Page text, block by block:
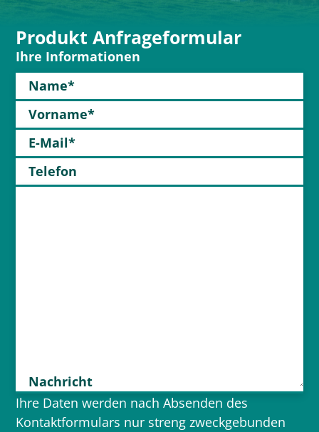
Produkt Anfrageformular
Ihre Informationen
Name*
Vorname*
E-Mail*
Telefon
Nachricht
Ihre Daten werden nach Absenden des
Kontaktformulars nur streng zweckgebunden